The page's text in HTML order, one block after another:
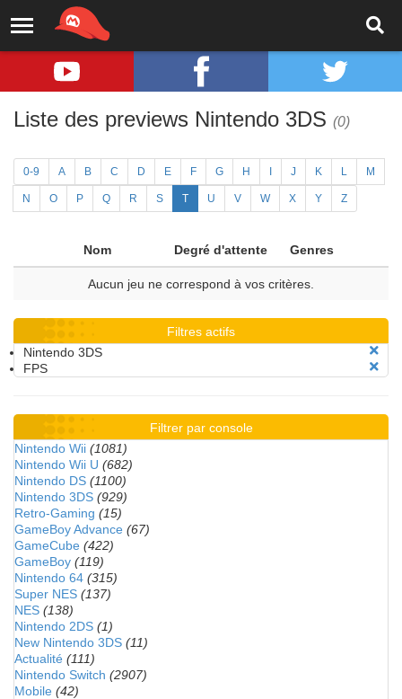
Liste des previews Nintendo 3DS (0)
0-9 A B C D E F G H J K L M
N O P Q R S T U V W X Y Z
Nom Degré d'attente Genres
Aucun jeu ne correspond à vos critères.
Filtres actifs
Nintendo 3DS
FPS
Filtrer par console
Nintendo Wii (1081)
Nintendo Wii U (682)
Nintendo DS (1100)
Nintendo 3DS (929)
Retro-Gaming (15)
GameBoy Advance (67)
GameCube (422)
GameBoy (119)
Nintendo 64 (315)
Super NES (137)
NES (138)
Nintendo 2DS (1)
New Nintendo 3DS (11)
Actualité (111)
Nintendo Switch (2907)
Mobile (42)